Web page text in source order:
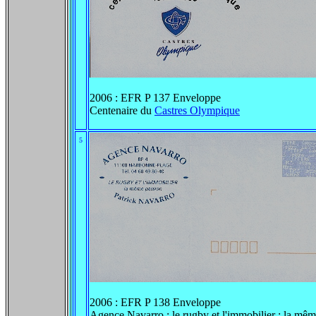
2006 : EFR P 137 Enveloppe
Centenaire du Castres Olympique
5
2006 : EFR P 138 Enveloppe